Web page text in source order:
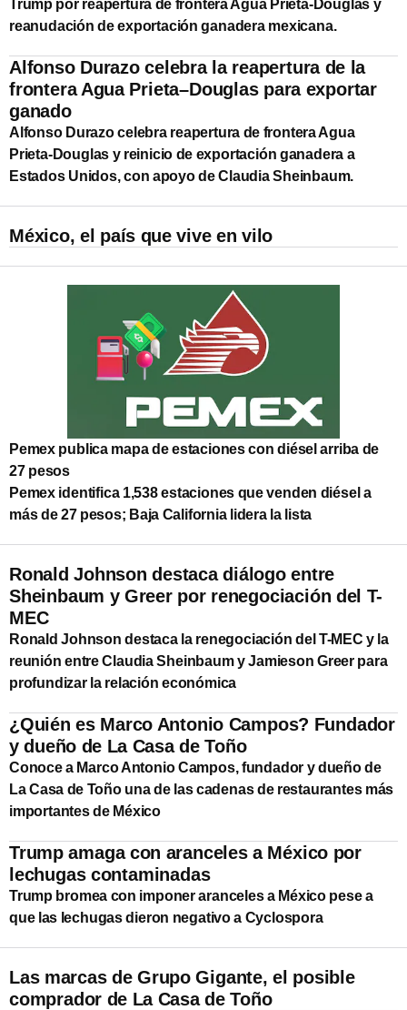
Trump por reapertura de frontera Agua Prieta-Douglas y
reanudación de exportación ganadera mexicana.
Alfonso Durazo celebra la reapertura de la
frontera Agua Prieta–Douglas para exportar
ganado
Alfonso Durazo celebra reapertura de frontera Agua
Prieta-Douglas y reinicio de exportación ganadera a
Estados Unidos, con apoyo de Claudia Sheinbaum.
México, el país que vive en vilo
Pemex publica mapa de estaciones con diésel arriba de
27 pesos
Pemex identifica 1,538 estaciones que venden diésel a
más de 27 pesos; Baja California lidera la lista
Ronald Johnson destaca diálogo entre
Sheinbaum y Greer por renegociación del T-
MEC
Ronald Johnson destaca la renegociación del T-MEC y la
reunión entre Claudia Sheinbaum y Jamieson Greer para
profundizar la relación económica
¿Quién es Marco Antonio Campos? Fundador
y dueño de La Casa de Toño
Conoce a Marco Antonio Campos, fundador y dueño de
La Casa de Toño una de las cadenas de restaurantes más
importantes de México
Trump amaga con aranceles a México por
lechugas contaminadas
Trump bromea con imponer aranceles a México pese a
que las lechugas dieron negativo a Cyclospora
Las marcas de Grupo Gigante, el posible
comprador de La Casa de Toño